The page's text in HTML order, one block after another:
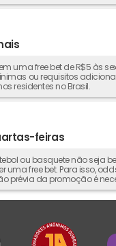
uma free bet de R$5 às
ou requisitos
residentes no Brasil.
feiras
ou basquete não seja
uma free bet. Para isso,
prévia da promoção é